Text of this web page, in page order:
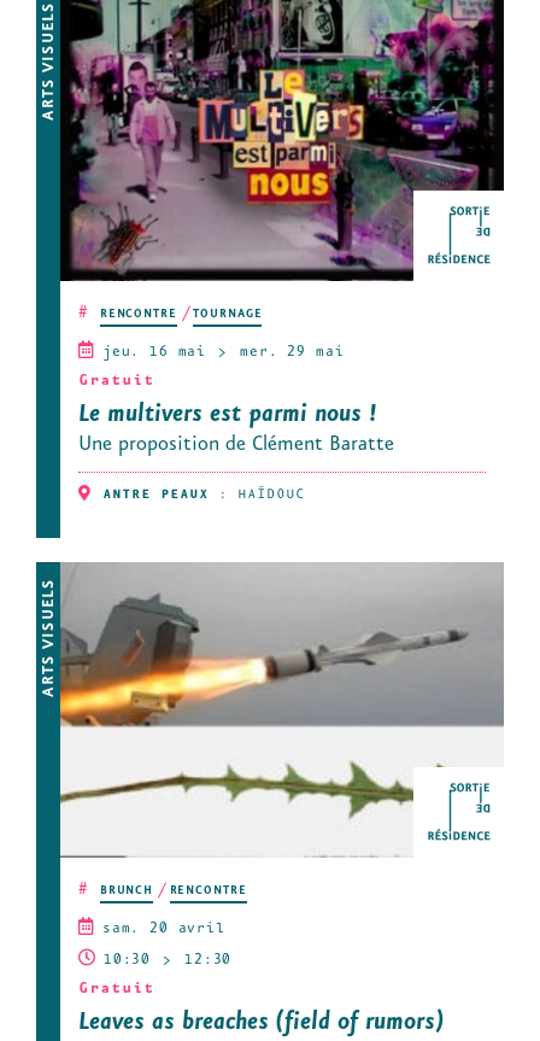
ARTS VISUELS
# RENCONTRE TOURNAGE
jeu. 16 mai mer. 29 mai
Gratuit
Le multivers est parmi nous !
Une proposition de Clément Baratte
ANTRE PEAUX : HAÏDOUC
ARTS VISUELS
# BRUNCH RENCONTRE
sam. 20 avril
10:30 12:30
Gratuit
Leaves as breaches (field of rumors)